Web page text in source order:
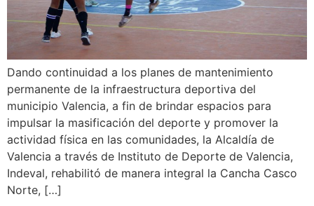
Dando continuidad a los planes de mantenimiento
permanente de la infraestructura deportiva del
municipio Valencia, a fin de brindar espacios para
impulsar la masificación del deporte y promover la
actividad física en las comunidades, la Alcaldía de
Valencia a través de Instituto de Deporte de Valencia,
Indeval, rehabilitó de manera integral la Cancha Casco
Norte, […]